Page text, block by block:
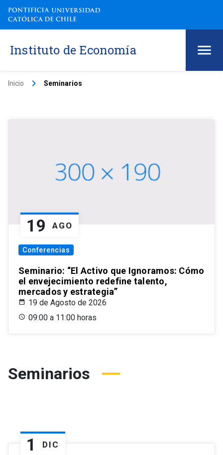
Instituto de Economía
Inicio keyboard_arrow_right Seminarios
19 AGO
Conferencias
Seminario: “El Activo que Ignoramos: Cómo
el envejecimiento redefine talento,
mercados y estrategia”
19 de Agosto de 2026
09:00 a 11:00 horas
Seminarios
1 DIC